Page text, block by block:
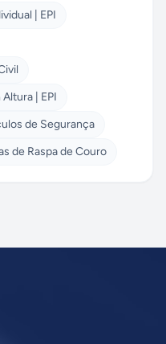
| EPI
| EPI
de Segurança
de Raspa de Couro